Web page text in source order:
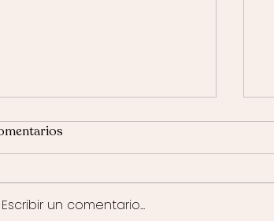
Escribir un comentario...